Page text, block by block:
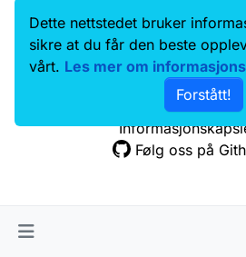
Data.norge.no
Samtykke og
Følg oss på
Dette nettstedet bruker
sikre at du får den beste
vårt. Les mer om
Forstått!